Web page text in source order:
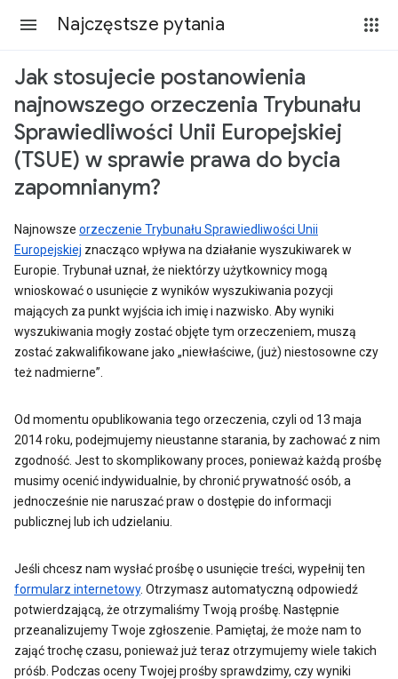
Najczęstsze pytania
Jak stosujecie postanowienia
najnowszego orzeczenia Trybunału
Sprawiedliwości Unii Europejskiej
(TSUE) w sprawie prawa do bycia
zapomnianym?
Najnowsze orzeczenie Trybunału Sprawiedliwości Unii
Europejskiej znacząco wpływa na działanie wyszukiwarek w
Europie. Trybunał uznał, że niektórzy użytkownicy mogą
wnioskować o usunięcie z wyników wyszukiwania pozycji
mających za punkt wyjścia ich imię i nazwisko. Aby wyniki
wyszukiwania mogły zostać objęte tym orzeczeniem, muszą
zostać zakwalifikowane jako „niewłaściwe, (już) niestosowne czy
też nadmierne”.
Od momentu opublikowania tego orzeczenia, czyli od 13 maja
2014 roku, podejmujemy nieustanne starania, by zachować z nim
zgodność. Jest to skomplikowany proces, ponieważ każdą prośbę
musimy ocenić indywidualnie, by chronić prywatność osób, a
jednocześnie nie naruszać praw o dostępie do informacji
publicznej lub ich udzielaniu.
Jeśli chcesz nam wysłać prośbę o usunięcie treści, wypełnij ten
formularz internetowy. Otrzymasz automatyczną odpowiedź
potwierdzającą, że otrzymaliśmy Twoją prośbę. Następnie
przeanalizujemy Twoje zgłoszenie. Pamiętaj, że może nam to
zająć trochę czasu, ponieważ już teraz otrzymujemy wiele takich
próśb. Podczas oceny Twojej prośby sprawdzimy, czy wyniki